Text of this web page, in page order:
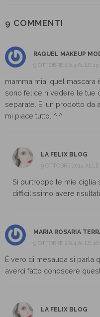
9 COMMENTI
RAQUEL MAKEUP
9 OTTOBRE 2014 ALLE
mamma mia, quel mascara
sono felice n vedere le tue
separate. E' un prodotto da
mi piace tutto. ^.^
LA FELIX BLOG
9 OTTOBRE 2014 ALLE
Si purtroppo le mie ciglia
difficilissimo avere
MARIA ROSARIA
9 OTTOBRE 2014 ALLE
È vero di mesauda si parla
averci fatto conoscere
LA FELIX BLOG